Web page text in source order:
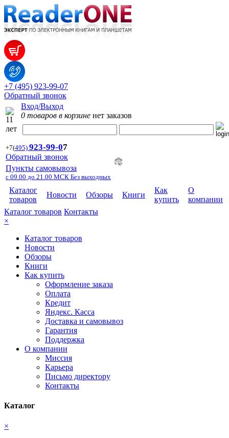
+7 (495) 923-99-07
Обратный звонок
Вход/Выход
0 товаров в корзине нет заказов
+7(495) 923-99-07
Обратный звонок
Пункты самовывоза
с 09.00 до 21.00 МСК Без выходных
Каталог
товаров
Новости Обзоры Книги
Как
купить
О
компании
Каталог товаров Контакты
×
Каталог товаров
Новости
Обзоры
Книги
Как купить
Оформление заказа
Оплата
Кредит
Яндекс. Касса
Доставка и самовывоз
Гарантия
Поддержка
О компании
Миссия
Карьера
Письмо директору
Контакты
Каталог
×